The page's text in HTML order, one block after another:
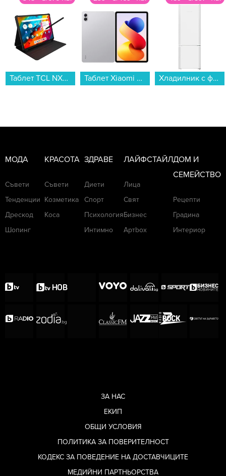
Таблет TCL NXTPAPER 14 256/8 GREY , 256 GB, 8 GB... Таблет Xiaomi REDMI PAD 2 PRO WI-FI 128/6 SILVER , 128 GB, 6 GB... Хладилник с фризер Liebherr CUe 281-26 , 266 l, E , SmartFrost , Бял...
МОДА
Съвети
Тенденции
Дрескод
Шопинг
КРАСОТА
Съвети
Козметика
Коса
ЗДРАВЕ
Диети
Спорт
Психология
Интимно
ЛАЙФСТАЙЛ
Лица
Свят
Бизнес
Артbox
ДОМ И
СЕМЕЙСТВО
Рецепти
Градина
Интериор
ЗА НАС
ЕКИП
ОБЩИ УСЛОВИЯ
ПОЛИТИКА ЗА ПОВЕРИТЕЛНОСТ
КОДЕКС ЗА ПОВЕДЕНИЕ НА ДОСТАВЧИЦИТЕ
МЕДИЙНИ ПАРТНЬОРСТВА